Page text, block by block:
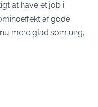
at have et job i
af gode
mere glad som ung,